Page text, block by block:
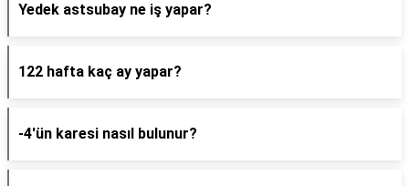
Yedek astsubay ne iş yapar?
122 hafta kaç ay yapar?
-4'ün karesi nasıl bulunur?